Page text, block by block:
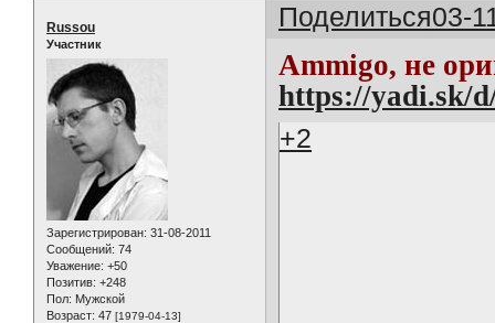
Поделиться03-
Russou
Участник
Зарегистрирован: 31-08-2011
Сообщений: 74
Уважение: +50
Позитив: +248
Пол: Мужской
Возраст: 47 [1979-04-13]
Ammigo, не
https://yadi.sk/
+2